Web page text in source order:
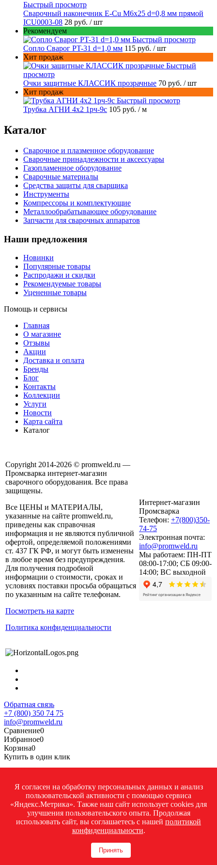
Быстрый просмотр
Сварочный наконечник E-Cu M6x25 d=0,8 мм прямой
ICU0003-08 28 руб. / шт
Рекомендуем
Быстрый просмотр
Сопло Сварог PT-31 d=1,0 мм 115 руб. / шт
Хит продаж
Быстрый
просмотр
Очки защитные КЛАССИК прозрачные 70 руб. / шт
Хит продаж
Быстрый просмотр
Трубка АГНИ 4х2 1рч-9с 105 руб. / м
Каталог
Сварочное и плазменное оборудование
Сварочные принадлежности и аксессуары
Газопламенное оборудование
Сварочные материалы
Средства защиты для сварщика
Инструменты
Компрессоры и комплектующие
Металлообрабатывающее оборудование
Запчасти для сварочных аппаратов
Наши предложения
Новинки
Популярные товары
Распродажи и скидки
Рекомендуемые товары
Уцененные товары
Помощь и сервисы
Главная
О магазине
Отзывы
Акции
Доставка и оплата
Бренды
Блог
Контакты
Коллекции
Услуги
Новости
Карта сайта
Каталог
Copyright 2014-2026 © promweld.ru —
Промсварка интернет-магазин
сварочного оборудования. Все права
защищены.
Все ЦЕНЫ и МАТЕРИАЛЫ,
указанные на сайте promweld.ru,
приведены как справочная
информация и не являются публичной
офертой, определяемой положениями
ст. 437 ГК РФ, и могут быть изменены
в любое время без предупреждения.
Для получения подробной
информации о стоимости, сроках и
условиях поставки просьба обращаться
по указанным на сайте телефонам.
Посмотреть на карте
Политика конфиденциальности
Интернет-магазин
Промсварка
Телефон: +7(800)350-
74-75
Электронная почта:
info@promweld.ru
Мы работаем: ПН-ПТ
08:00-17:00; СБ 09:00-
14:00; ВС выходной
Обратная связь
+7 (800) 350 74 75
info@promweld.ru
Сравнение0
Избранное0
Корзина0
Купить в один клик
Я согласен на обработку персональных данных и анализ
пользовательской активности с помощью сервиса
«Яндекс.Метрика». Также наш сайт использует cookies для
улучшения пользовательского опыта. Продолжая
использовать сайт, вы соглашаетесь с нашей политикой
конфиденциальности.
Принять